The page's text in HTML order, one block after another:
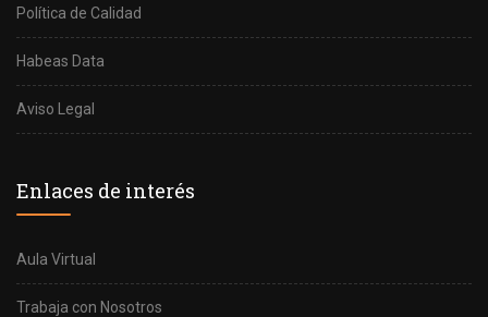
Política de Calidad
Habeas Data
Aviso Legal
Enlaces de interés
Aula Virtual
Trabaja con Nosotros